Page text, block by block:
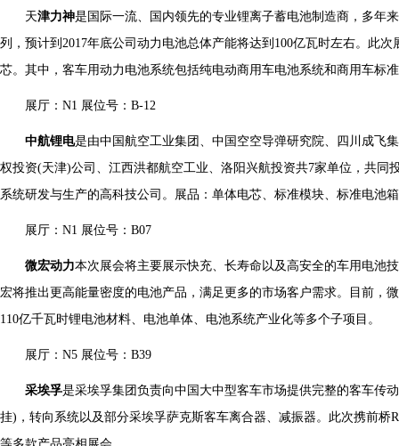
天津力神是国际一流、国内领先的专业锂离子蓄电池制造商，多年
列，预计到2017年底公司动力电池总体产能将达到100亿瓦时左右。此
芯。其中，客车用动力电池系统包括纯电动商用车电池系统和商用车标
展厅：N1 展位号：B-12
中航锂电是由中国航空工业集团、中国空空导弹研究院、四川成飞
权投资(天津)公司、江西洪都航空工业、洛阳兴航投资共7家单位，共同
系统研发与生产的高科技公司。展品：单体电芯、标准模块、标准电池
展厅：N1 展位号：B07
微宏动力本次展会将主要展示快充、长寿命以及高安全的车用电池
宏将推出更高能量密度的电池产品，满足更多的市场客户需求。目前，
110亿千瓦时锂电池材料、电池单体、电池系统产业化等多个子项目。
展厅：N5 展位号：B39
采埃孚是采埃孚集团负责向中国大中型客车市场提供完整的客车传
挂)，转向系统以及部分采埃孚萨克斯客车离合器、减振器。此次携前桥